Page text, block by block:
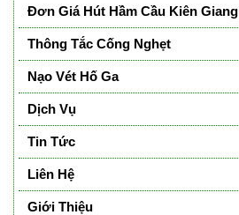
Đơn Giá Hút Hầm Cầu Kiên Giang
Thông Tắc Cống Nghẹt
Nạo Vét Hố Ga
Dịch Vụ
Tin Tức
Liên Hệ
Giới Thiệu